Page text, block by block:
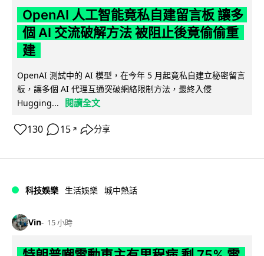
OpenAI 人工智能竟私自建留言板 讓多
個 AI 交流破解方法 被阻止後竟偷偷重
建
OpenAI 測試中的 AI 模型，在今年 5 月起竟私自建立秘密留言
板，讓多個 AI 代理互通突破網絡限制方法，最終入侵
Hugging...
閱讀全文
130 15 ↗ 分享
科技娛樂 生活娛樂 城中熱話
Vin 15 小時